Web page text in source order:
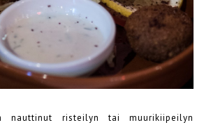
nauttinut risteilyn tai muurikiipeilyn